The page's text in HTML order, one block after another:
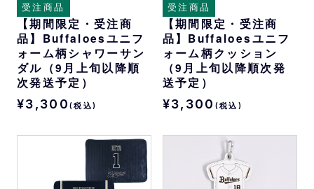
受注商品
【期間限定・受注商
品】Buffaloesユニフ
ォーム柄シャワーサン
ダル（9月上旬以降順
次発送予定）
¥3,300 (税込)
受注商品
【期間限定・受注商
品】Buffaloesユニフ
ォーム柄クッション
（9月上旬以降順次発
送予定）
¥3,300 (税込)